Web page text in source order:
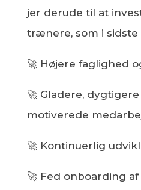
jer derude til at
trænere, som i sidste
🚀 Højere faglighed
🚀 Gladere,
motiverede
🚀 Kontinuerlig
🚀 Fed onboarding af